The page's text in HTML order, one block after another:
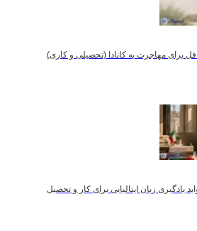
برای مهاجرت به کانادا (تحصیلی و کاری)
یادگیری زبان ایتالیایی برای کار و تحصیل